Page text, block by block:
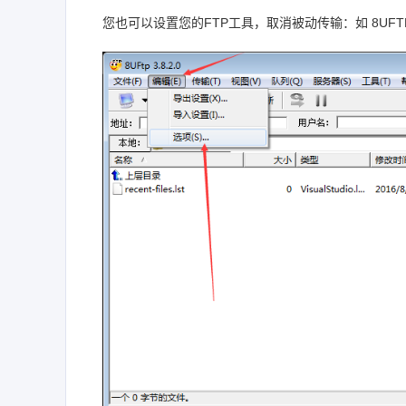
您也可以设置您的FTP工具，取消被动传输：如